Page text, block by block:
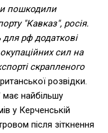
пошкодили
"Кавказ", росія.
рф додаткові
сил на
скрапленого
розвідки.
найбільшу
у Керченській
після зіткнення